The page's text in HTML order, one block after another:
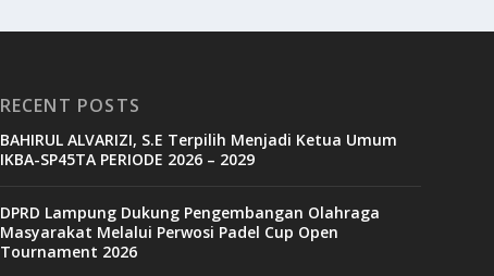
RECENT POSTS
BAHIRUL ALVARIZI, S.E Terpilih Menjadi Ketua Umum
IKBA-SP45TA PERIODE 2026 – 2029
DPRD Lampung Dukung Pengembangan Olahraga
Masyarakat Melalui Perwosi Padel Cup Open
Tournament 2026